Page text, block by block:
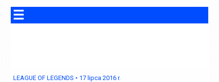
LEAGUE OF LEGENDS • 17 lipca 2016 r.